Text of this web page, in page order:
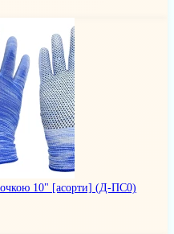
10" [асорти] (Д-ПC0)